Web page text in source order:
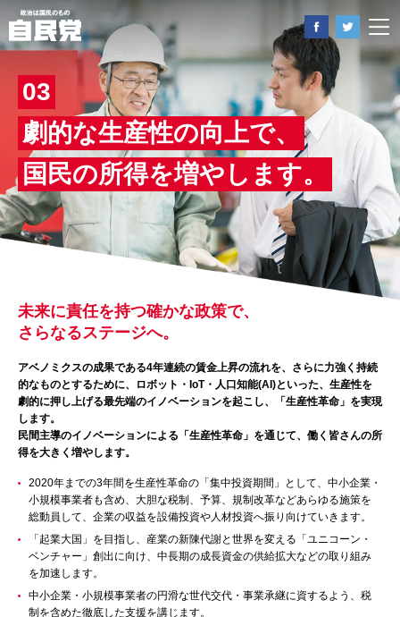
03
劇的な生産性の向上で、
国民の所得を増やします。
未来に責任を持つ確かな政策で、
さらなるステージへ。
アベノミクスの成果である4年連続の賃金上昇の流れを、さらに力強く持続
的なものとするために、ロボット・IoT・人口知能(AI)といった、生産性を
劇的に押し上げる最先端のイノベーションを起こし、「生産性革命」を実現
します。
民間主導のイノベーションによる「生産性革命」を通じて、働く皆さんの所
得を大きく増やします。
2020年までの3年間を生産性革命の「集中投資期間」として、中小企業・
小規模事業者も含め、大胆な税制、予算、規制改革などあらゆる施策を
総動員して、企業の収益を設備投資や人材投資へ振り向けていきます。
「起業大国」を目指し、産業の新陳代謝と世界を変える「ユニコーン・
ベンチャー」創出に向け、中長期の成長資金の供給拡大などの取り組み
を加速します。
中小企業・小規模事業者の円滑な世代交代・事業承継に資するよう、税
制を含めた徹底した支援を講じます。